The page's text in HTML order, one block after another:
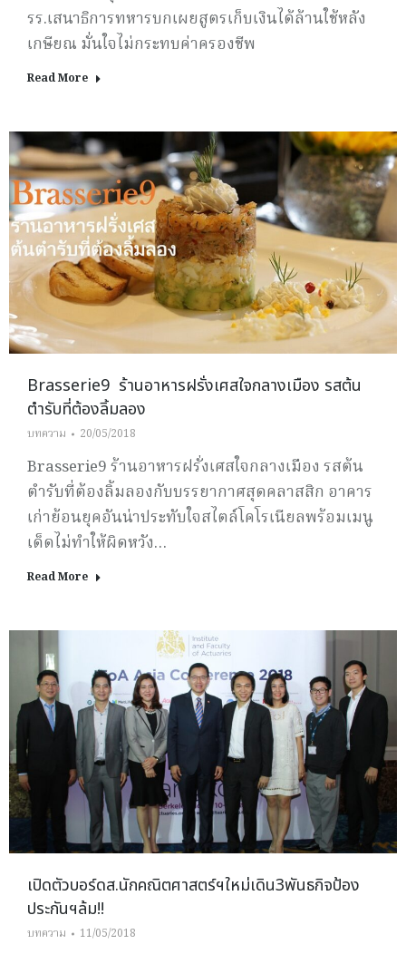
รร.เสนาธิการทหารบกเผยสูตรเก็บเงินได้ล้านใช้หลัง
เกษียณ มั่นใจไม่กระทบค่าครองชีพ
Read More
Brasserie9 ร้านอาหารฝรั่งเศสใจกลางเมือง รสต้น
ตำรับที่ต้องลิ้มลอง
บทความ 20/05/2018
Brasserie9 ร้านอาหารฝรั่งเศสใจกลางเมือง รสต้น
ตำรับที่ต้องลิ้มลองกับบรรยากาศสุดคลาสสิก อาคาร
เก่าย้อนยุคอันน่าประทับใจสไตล์โคโรเนียลพร้อมเมนู
เด็ดไม่ทำให้ผิดหวัง…
Read More
เปิดตัวบอร์ดส.นักคณิตศาสตร์ฯใหม่เดิน3พันธกิจป้อง
ประกันฯล้ม!!
บทความ 11/05/2018